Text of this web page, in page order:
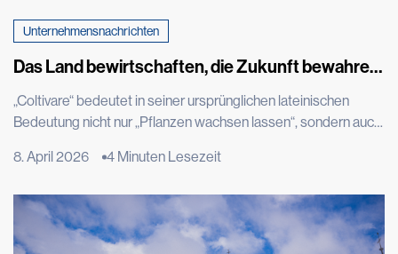
Unternehmensnachrichten
Das Land bewirtschaften, die Zukunft bewahren:
„Coltivare“ bedeutet in seiner ursprünglichen lateinischen
Bedeutung nicht nur „Pflanzen wachsen lassen“, sondern auch
ein Wort, das schon vor der Handlung die ganze Tiefe der
schaffen, damit Leben entstehen, sich entfalten und Bestand
finden kann. Der Gemüsegarten ist weit mehr als nur ein Ort
der Produktion: […]
8. April 2026 4 Minuten Lesezeit